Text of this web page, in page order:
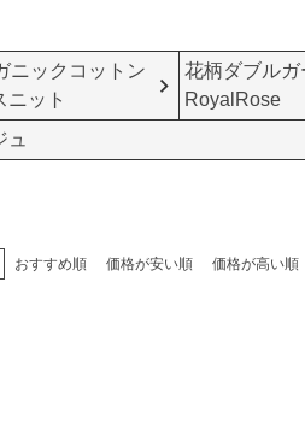
ニックコットン
ニット
花柄ダブルガ
RoyalRose
ュ
おすすめ順 価格が安い順 価格が高い順